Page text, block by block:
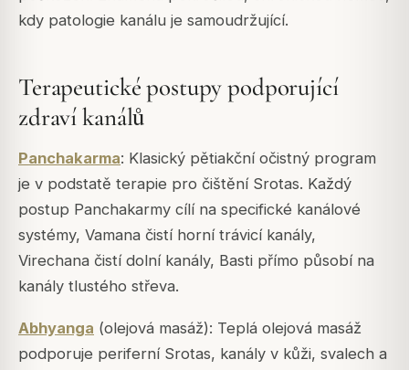
kdy patologie kanálu je samoudržující.
Terapeutické postupy podporující
zdraví kanálů
Panchakarma: Klasický pětiakční očistný program
je v podstatě terapie pro čištění Srotas. Každý
postup Panchakarmy cílí na specifické kanálové
systémy, Vamana čistí horní trávicí kanály,
Virechana čistí dolní kanály, Basti přímo působí na
kanály tlustého střeva.
Abhyanga (olejová masáž): Teplá olejová masáž
podporuje periferní Srotas, kanály v kůži, svalech a